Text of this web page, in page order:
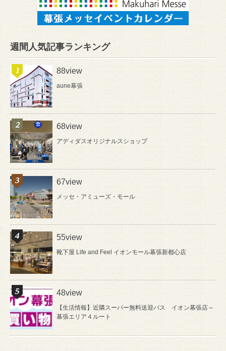
週間人気記事ランキング
88view
aune幕張
68view
アディダスオリジナルスショップ
67view
メッセ・アミューズ・モール
55view
靴下屋 Life and Feel イオンモール幕張新都心店
48view
【生活情報】近隣スーパー無料送迎バス イオン幕張店～
幕張エリア４ルート